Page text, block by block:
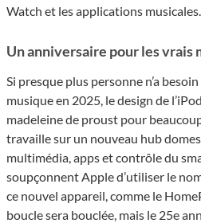
Watch et les applications musicales.
Un anniversaire pour les vrais
Si presque plus personne n’a
musique en 2025, le design de
madeleine de proust pour
travaille sur un nouveau hub
multimédia, apps et contrôle du
soupçonnent Apple d’utiliser le
ce nouvel appareil, comme le
boucle sera bouclée, mais le 25e